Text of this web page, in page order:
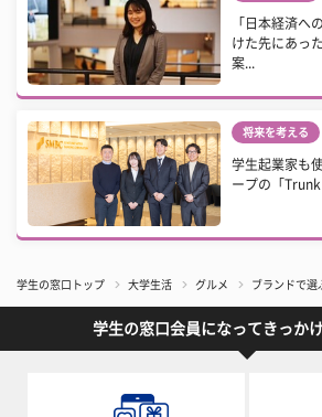
「日本経済へ
けた先にあっ
案...
将来を考える
学生起業家も
ープの「Trunk
学生の窓口トップ 大学生活 グルメ ブランドで選
学生の窓口会員になってきっか